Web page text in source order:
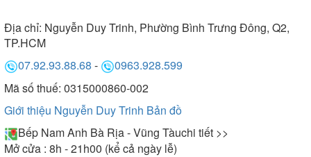
Địa chỉ: Nguyễn Duy Trinh, Phường Bình Trưng Đông, Q2,
TP.HCM
07.92.93.88.68 -
0963.928.599
Mã số thuế: 0315000860-002
Giới thiệu Nguyễn Duy Trinh Bản đồ
Bếp Nam Anh Bà Rịa - Vũng Tàuchi tiết >>
Mở cửa : 8h - 21h00 (kể cả ngày lễ)